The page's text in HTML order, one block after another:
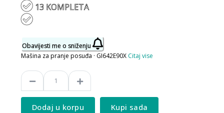
13 KOMPLETA
Obavijesti me o sniženju
Mašina za pranje posuđa · GI642E90X Citaj vise
Dodaj u korpu Kupi sada